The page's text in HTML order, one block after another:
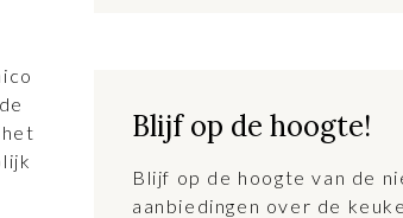
Blijf op de hoogte!
Blijf op de hoogte van de
aanbiedingen over de